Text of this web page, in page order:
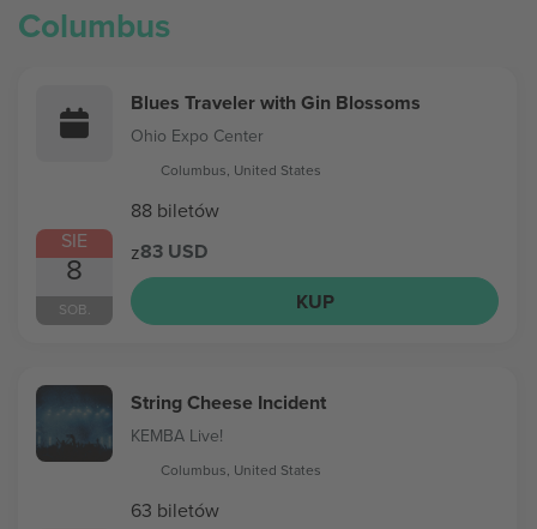
Columbus
SIE
8
SOB.
Blues Traveler with Gin Blossoms
Ohio Expo Center
Columbus, United States
88 biletów
z83 USD
KUP
String Cheese Incident
KEMBA Live!
Columbus, United States
63 biletów